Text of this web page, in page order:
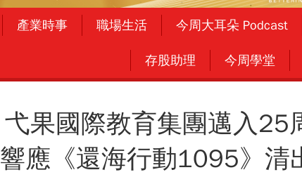
產業時事 職場生活 今周大耳朵 Podcast
存股助理 今周學堂
弋果國際教育集團邁入25
響應《還海行動1095》